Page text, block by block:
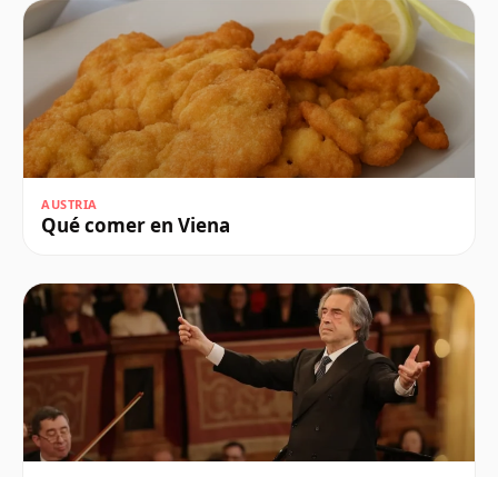
AUSTRIA
Qué comer en Viena